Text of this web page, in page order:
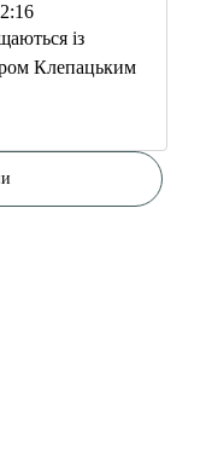
із
Клепацьким